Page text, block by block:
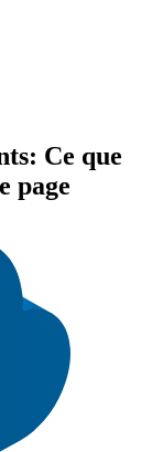
Ce que
page